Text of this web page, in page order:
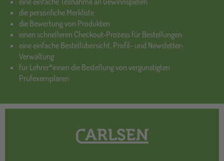
die persönliche Merkliste
die Bewertung von Produkten
einen schnelleren Checkout-Prozess für Bestellungen
eine einfache Bestellübersicht, Profil- und Newsletter-
Verwaltung
für Lehrer*innen die Bestellung von vergünstigten
Prüfexemplaren